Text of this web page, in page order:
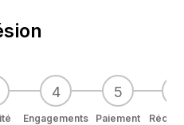
4
Engagements
5
Paiement